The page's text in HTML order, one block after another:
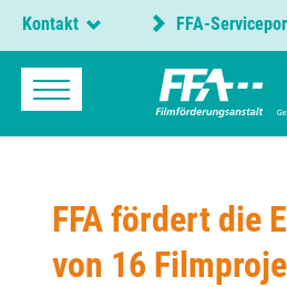
Kontakt FFA-
FFA fördert die
von 16